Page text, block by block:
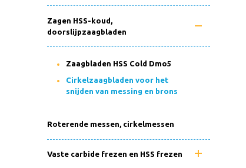
Zagen HSS-koud,
doorslijpzaagbladen
Zaagbladen HSS Cold Dmo5
Cirkelzaagbladen voor het
snijden van messing en brons
Roterende messen, cirkelmessen
Vaste carbide frezen en HSS frezen